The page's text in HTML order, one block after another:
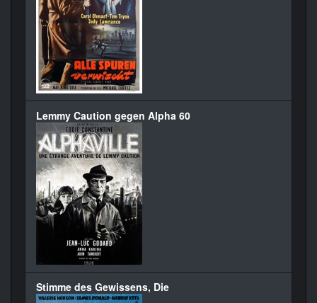
Lemmy Caution gegen Alpha 60
Stimme des Gewissens, Die